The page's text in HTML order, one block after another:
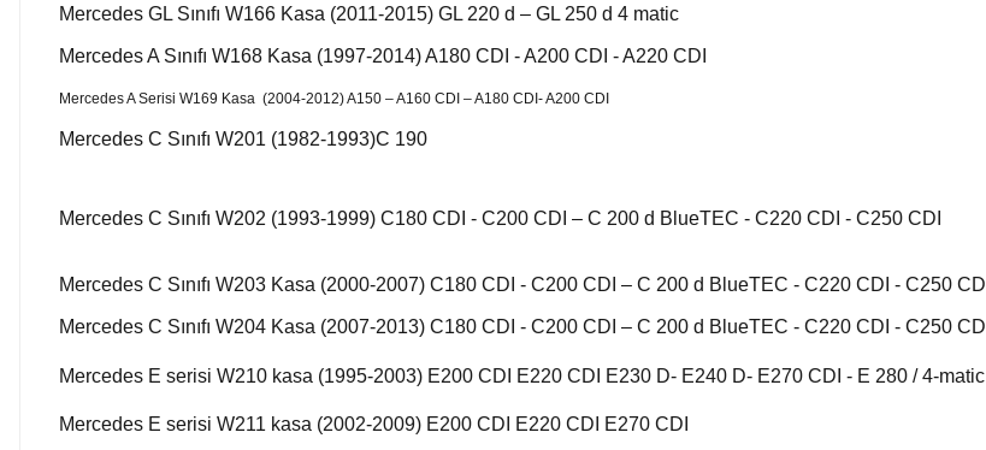
Mercedes GL Sınıfı W166 Kasa (2011-2015) GL 220 d – GL 250 d 4 matic
Mercedes A Sınıfı W168 Kasa (1997-2014) A180 CDI - A200 CDI - A220 CDI
Mercedes A Serisi W169 Kasa (2004-2012) A150 – A160 CDI – A180 CDI- A200 CDI
Mercedes C Sınıfı W201 (1982-1993)C 190
Mercedes C Sınıfı W202 (1993-1999) C180 CDI - C200 CDI – C 200 d BlueTEC - C220 CDI - C250 CDI
Mercedes C Sınıfı W203 Kasa (2000-2007) C180 CDI - C200 CDI – C 200 d BlueTEC - C220 CDI - C250 CDI
Mercedes C Sınıfı W204 Kasa (2007-2013) C180 CDI - C200 CDI – C 200 d BlueTEC - C220 CDI - C250 CDI
Mercedes E serisi W210 kasa (1995-2003) E200 CDI E220 CDI E230 D- E240 D- E270 CDI - E 280 / 4-matic
Mercedes E serisi W211 kasa (2002-2009) E200 CDI E220 CDI E270 CDI